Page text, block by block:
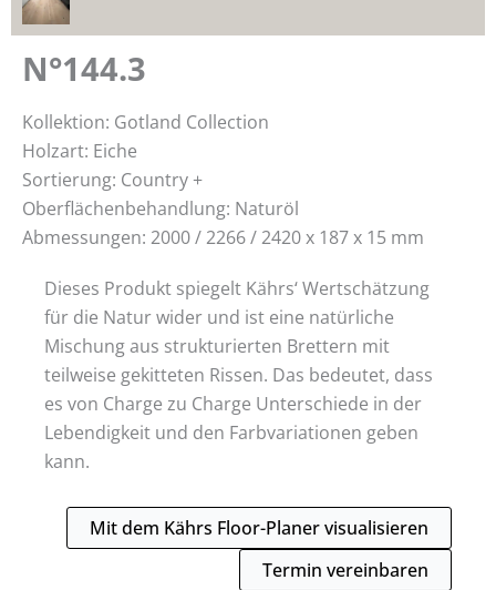
N°144.3
Kollektion: Gotland Collection
Holzart: Eiche
Sortierung: Country +
Oberflächenbehandlung: Naturöl
Abmessungen: 2000 / 2266 / 2420 x 187 x 15 mm
Dieses Produkt spiegelt Kährs‘ Wertschätzung
für die Natur wider und ist eine natürliche
Mischung aus strukturierten Brettern mit
teilweise gekitteten Rissen. Das bedeutet, dass
es von Charge zu Charge Unterschiede in der
Lebendigkeit und den Farbvariationen geben
kann.
Mit dem Kährs Floor-Planer visualisieren
Termin vereinbaren